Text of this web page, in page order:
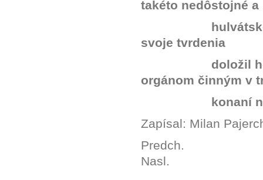
takéto nedôstojné a
svoje tvrdenia
doložil
orgánom činným v
konaní
Zapísal: Milan
Predch.
Nasl.